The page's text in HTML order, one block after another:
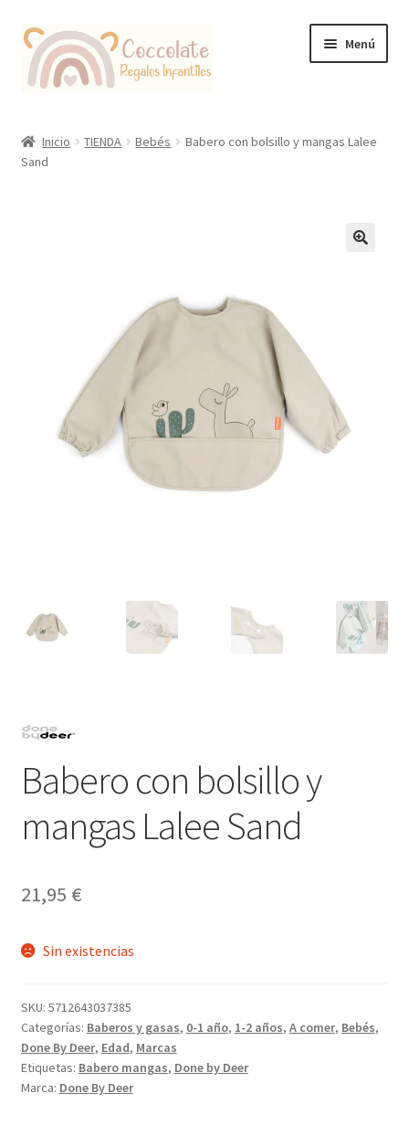
Ir
la
Ir
contenido
Menú
Coccolate Puericultura y Juguetería Educativa
Inicio TIENDA Bebés
Babero con bolsillo y mangas Lalee
Sand
Babero con bolsillo y
mangas Lalee Sand
21,95 €
Sin existencias
SKU: 5712643037385
Categorías: Baberos y gasas, 0-1 año, 1-2 años, A comer, Bebés,
Done By Deer, Edad, Marcas
Etiquetas: Babero mangas, Done by Deer
Marca: Done By Deer